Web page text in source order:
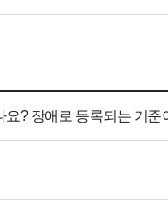
요? 장애로 등록되는 기준